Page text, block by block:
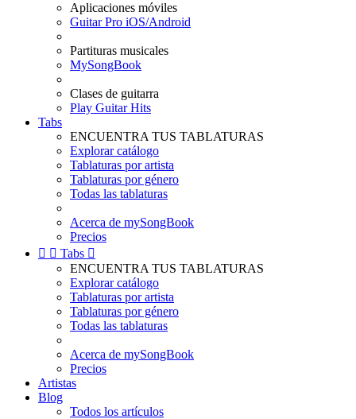
Aplicaciones móviles
Guitar Pro iOS/Android
Partituras musicales
MySongBook
Clases de guitarra
Play Guitar Hits
Tabs
ENCUENTRA TUS TABLATURAS
Explorar catálogo
Tablaturas por artista
Tablaturas por género
Todas las tablaturas
Acerca de mySongBook
Precios
  Tabs 
ENCUENTRA TUS TABLATURAS
Explorar catálogo
Tablaturas por artista
Tablaturas por género
Todas las tablaturas
Acerca de mySongBook
Precios
Artistas
Blog
Todos los artículos